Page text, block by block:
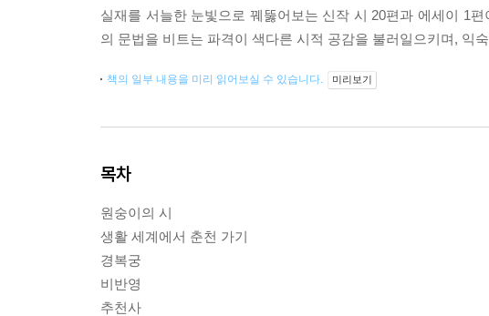
실재를 서늘한 눈빛으로 꿰뚫어보는 신작 시 20편과 에세이 1
의 문법을 비트는 파격이 색다른 시적 공감을 불러일으키며, 익
책의 일부 내용을 미리 읽어보실 수 있습니다. 미리보기
목차
원숭이의 시
생활 세계에서 춘천 가기
경복궁
비반영
추천사